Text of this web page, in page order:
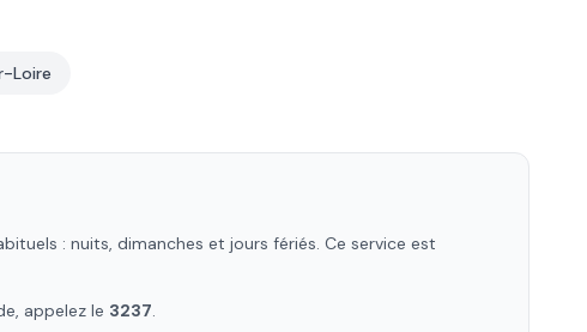
Loire
: nuits, dimanches et jours fériés. Ce service est
appelez le 3237.